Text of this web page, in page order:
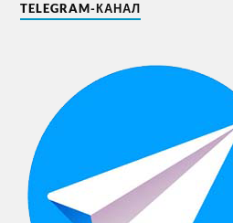
TELEGRAM-КАНАЛ